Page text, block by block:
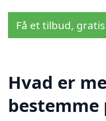
Få et tilbud,
Hvad er
bestemme